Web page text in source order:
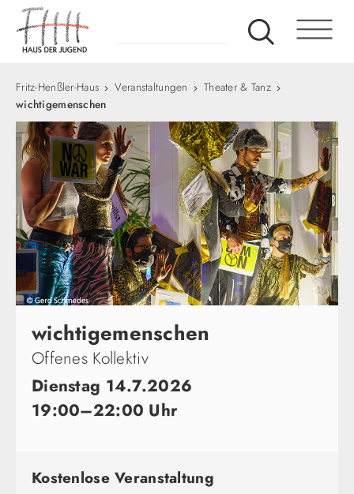
Fritz-Henßler-Haus Veranstaltungen
Theater & Tanz
wichtigemenschen​
wichtigemenschen​
Offenes Kollektiv
Dienstag 14.7.2026
19:00–22:00 Uhr
Kostenlose Veranstaltung